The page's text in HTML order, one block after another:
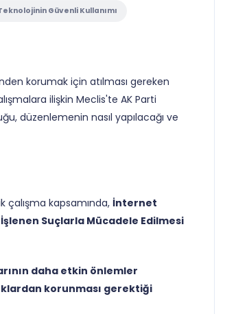
Güvenli Kullanımı
korumak için atılması gereken
ilişkin Meclis'te AK Parti
düzenlemenin nasıl yapılacağı ve
çalışma kapsamında, İnternet
Suçlarla Mücadele Edilmesi
daha etkin önlemler
korunması gerektiği